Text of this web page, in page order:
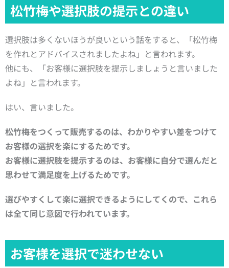
松竹梅や選択肢の提示との違い
選択肢は多くないほうが良いという話をすると、「松竹梅
を作れとアドバイスされましたよね」と言われます。
他にも、「お客様に選択肢を提示しましょうと言いました
よね」と言われます。
はい、言いました。
松竹梅をつくって販売するのは、 わかりやすい差をつけて
お客様の選択を楽にするためです。
お客様に選択肢を提示するのは、 お客様に自分で選んだと
思わせて満足度を上げるためです。
選びやすくして楽に選択できるようにしてくので、 これら
は全て同じ意図で行われています。
お客様を選択で迷わせない